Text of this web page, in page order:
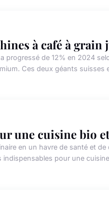
à café à grain
progressé de 12% en 2024
Ces deux géants suisses
une cuisine bio
en un havre de santé et
pour une